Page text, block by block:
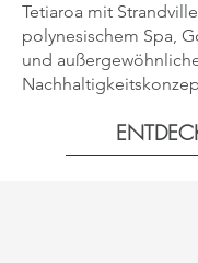
Tetiaroa mit
polynesischem Spa,
und